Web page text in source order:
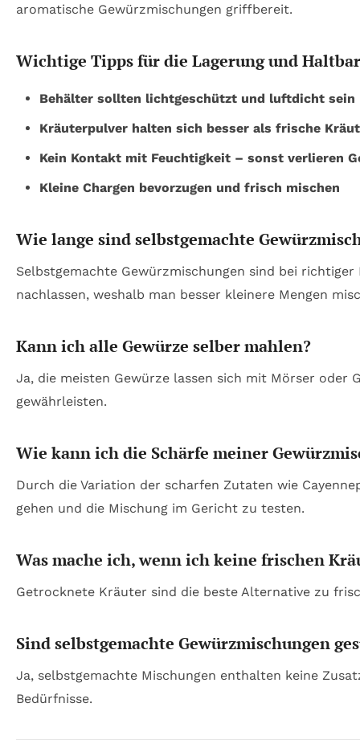
aromatische Gewürzmischungen griffbereit.
Wichtige Tipps für die Lagerung und
Behälter sollten lichtgeschützt und luftdicht sein
Kräuterpulver halten sich besser als frische
Kein Kontakt mit Feuchtigkeit – sonst verlieren
Kleine Chargen bevorzugen und frisch mischen
Wie lange sind selbstgemachte
Selbstgemachte Gewürzmischungen sind bei
nachlassen, weshalb man besser kleinere Mengen
Kann ich alle Gewürze selber mahlen?
Ja, die meisten Gewürze lassen sich mit Mörser
gewährleisten.
Wie kann ich die Schärfe meiner
Durch die Variation der scharfen Zutaten wie
gehen und die Mischung im Gericht zu testen.
Was mache ich, wenn ich keine frischen
Getrocknete Kräuter sind die beste Alternative zu
Sind selbstgemachte Gewürzmischungen
Ja, selbstgemachte Mischungen enthalten keine
Bedürfnisse.